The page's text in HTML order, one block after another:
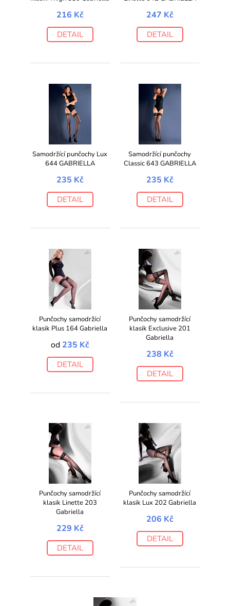
216 Kč
DETAIL
247 Kč
DETAIL
Samodržící punčochy Lux
644 GABRIELLA
235 Kč
DETAIL
Samodržící punčochy
Classic 643 GABRIELLA
235 Kč
DETAIL
Punčochy samodržící
klasik Plus 164 Gabriella
od 235 Kč
DETAIL
Punčochy samodržící
klasik Exclusive 201
Gabriella
238 Kč
DETAIL
Punčochy samodržící
klasik Linette 203
Gabriella
229 Kč
DETAIL
Punčochy samodržící
klasik Lux 202 Gabriella
206 Kč
DETAIL